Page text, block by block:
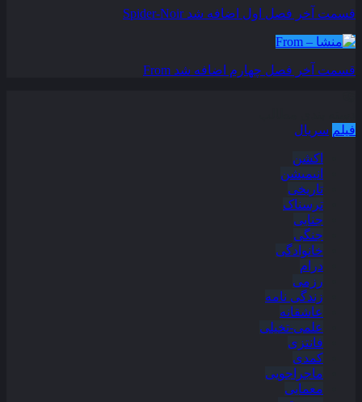
قسمت آخر فصل اول اضافه شد Spider-Noir
قسمت آخر فصل چهارم اضافه شد From
فیلم سریال
اکشن
انیمیشن
تاریخی
ترسناک
جنایی
جنگی
خانوادگی
درام
رزمی
زندگی نامه
عاشقانه
علمی-تخیلی
فانتزی
کمدی
ماجراجویی
معمایی